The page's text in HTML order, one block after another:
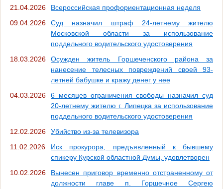
21.04.2026
Всероссийская профориентационная неделя
09.04.2026
Суд назначил штраф 24-летнему жителю
Московской области за использование
поддельного водительского удостоверения
18.03.2026
Осужден житель Горшеченского района за
нанесение телесных повреждений своей 93-
летней бабушке и кражу денег у нее
04.03.2026
6 месяцев ограничения свободы назначил суд
20-летнему жителю г. Липецка за использование
поддельного водительского удостоверения
12.02.2026
Убийство из-за телевизора
11.02.2026
Иск прокурора, предъявленный к бывшему
спикеру Курской областной Думы, удовлетворен
10.02.2026
Вынесен приговор временно отстраненному от
должности главе п. Горшечное Сергею